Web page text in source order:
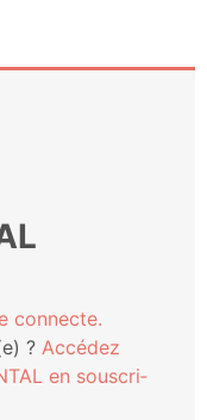
connecte.
? Accé­dez
en sous­cri­